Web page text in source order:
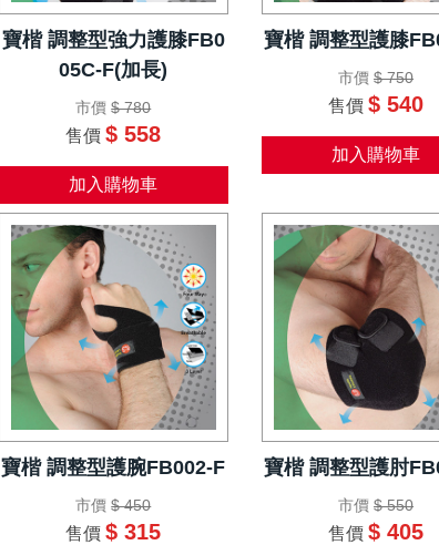
寶楷 調整型強力護膝FB0
05C-F(加長)
市價 $ 780
售價 $ 558
加入購物車
寶楷 調整型護膝
市價 $ 750
售價 $ 540
加入購物車
寶楷 調整型護腕FB002-F
市價 $ 450
售價 $ 315
寶楷 調整型護肘
市價 $ 550
售價 $ 405